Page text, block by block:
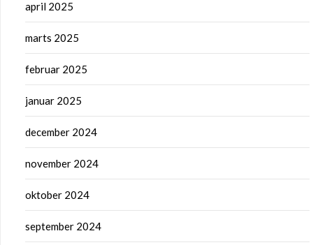
april 2025
marts 2025
februar 2025
januar 2025
december 2024
november 2024
oktober 2024
september 2024